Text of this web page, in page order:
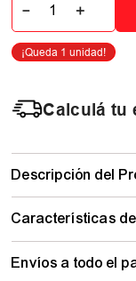
＋
－
Calculá tu
Descripción del
Características
Envíos a todo el